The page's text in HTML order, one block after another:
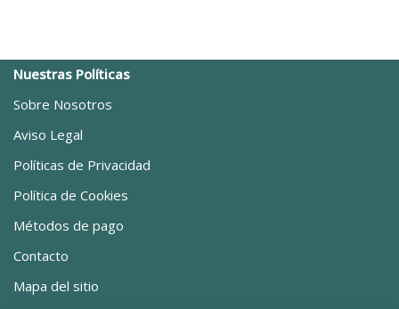
Nuestras Políticas
Sobre Nosotros
Aviso Legal
Políticas de Privacidad
Política de Cookies
Métodos de pago
Contacto
Mapa del sitio